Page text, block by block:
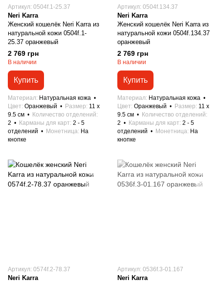
Артикул: 0504f.1-25.37
Neri Karra
Женский кошелёк Neri Karra из
натуральной кожи 0504f.1-
25.37 оранжевый
2 769 грн
В наличии
Купить
Материал
Натуральная кожа
Цвет Оранжевый Размер 11 x
9.5 см
Количество отделений
2
Карманы для карт 2 - 5
отделений
Монетница На
кнопке
Артикул: 0504f.134.37
Neri Karra
Женский кошелёк Neri Karra из
натуральной кожи 0504f.134.37
оранжевый
2 769 грн
В наличии
Купить
Материал
Натуральная кожа
Цвет Оранжевый Размер 11 x
9.5 см
Количество отделений
2
Карманы для карт 2 - 5
отделений
Монетница На
кнопке
Артикул: 0574f.2-78.37
Neri Karra
Артикул: 0536f.3-01.167
Neri Karra